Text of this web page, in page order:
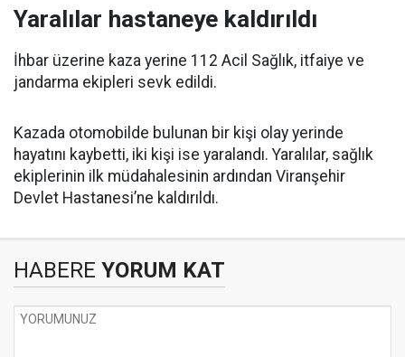
Yaralılar hastaneye kaldırıldı
İhbar üzerine kaza yerine 112 Acil Sağlık, itfaiye ve
jandarma ekipleri sevk edildi.
Kazada otomobilde bulunan bir kişi olay yerinde
hayatını kaybetti, iki kişi ise yaralandı. Yaralılar, sağlık
ekiplerinin ilk müdahalesinin ardından Viranşehir
Devlet Hastanesi’ne kaldırıldı.
HABERE YORUM KAT